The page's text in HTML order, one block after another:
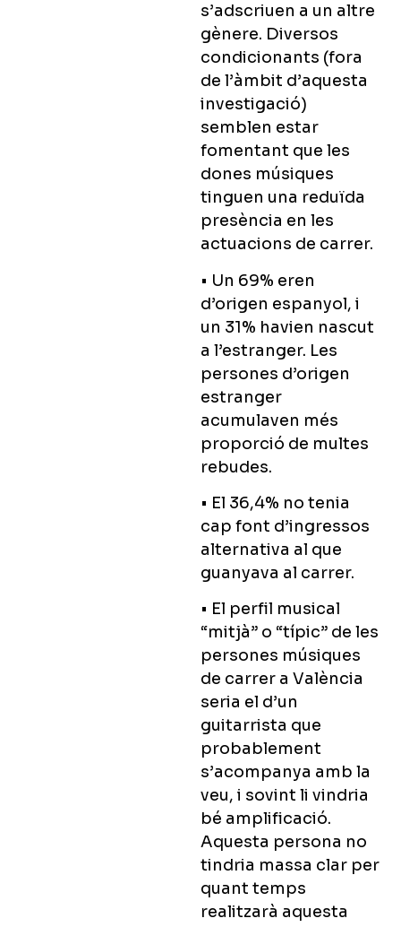
s’adscriuen a un altre
gènere. Diversos
condicionants (fora
de l’àmbit d’aquesta
investigació)
semblen estar
fomentant que les
dones músiques
tinguen una reduïda
presència en les
actuacions de carrer.
• Un 69% eren
d’origen espanyol, i
un 31% havien nascut
a l’estranger. Les
persones d’origen
estranger
acumulaven més
proporció de multes
rebudes.
• El 36,4% no tenia
cap font d’ingressos
alternativa al que
guanyava al carrer.
• El perfil musical
“mitjà” o “típic” de les
persones músiques
de carrer a València
seria el d’un
guitarrista que
probablement
s’acompanya amb la
veu, i sovint li vindria
bé amplificació.
Aquesta persona no
tindria massa clar per
quant temps
realitzarà aquesta